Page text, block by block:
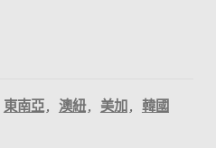
東南亞 , 澳紐, 美加 , 韓國